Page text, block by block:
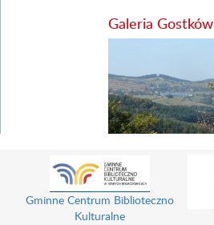
Galeria Gostków
Gminne Centrum Biblioteczno
Kulturalne